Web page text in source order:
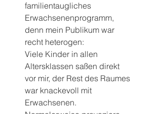
familientaugliches
Erwachsenenprogramm,
denn mein Publikum war
recht heterogen:
Viele Kinder in allen
Altersklassen saßen direkt
vor mir, der Rest des Raumes
war knackevoll mit
Erwachsenen.